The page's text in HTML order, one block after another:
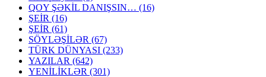
QOY ŞƏKİL DANIŞSIN… (16)
ŞEİR (16)
ŞEİR (61)
SÖYLƏŞİLƏR (67)
TÜRK DÜNYASI (233)
YAZILAR (642)
YENİLİKLƏR (301)